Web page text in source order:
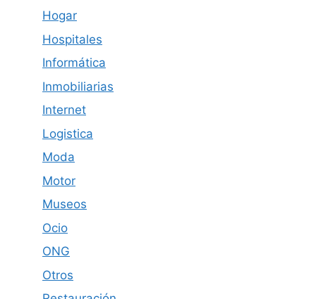
Hogar
Hospitales
Informática
Inmobiliarias
Internet
Logistica
Moda
Motor
Museos
Ocio
ONG
Otros